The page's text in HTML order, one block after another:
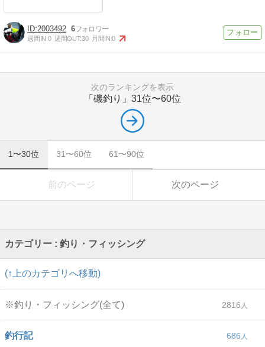
2003492 6
週間IN:0 週間OUT:30 月間IN:0
次のランキングを表示
「磯釣り」 31位〜60位
1〜30位 31〜60位 61〜90位
前のページ 次のページ
カテゴリー : 釣り・フィッシング
(↑上のカテゴリへ移動)
※釣り・フィッシング(全て) 2816
釣行記 686